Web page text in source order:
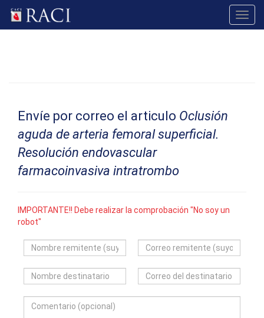
Envíe por correo el articulo Oclusión
aguda de arteria femoral superficial.
Resolución endovascular
farmacoinvasiva intratrombo
IMPORTANTE!! Debe realizar la comprobación "No soy un
robot"